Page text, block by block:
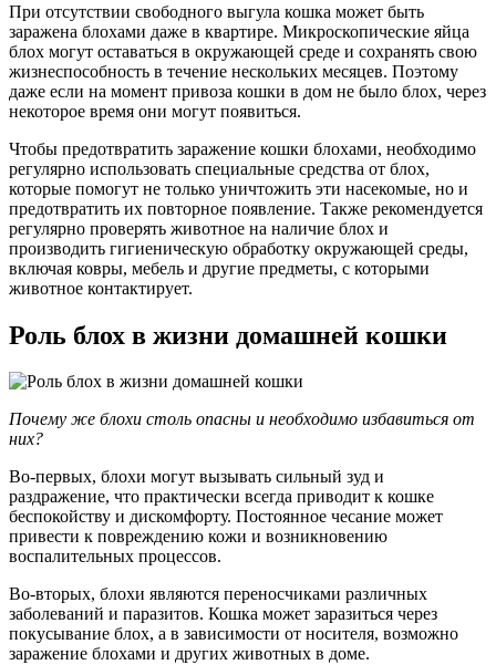
При отсутствии свободного выгула кошка может быть
заражена блохами даже в квартире. Микроскопические яйца
блох могут оставаться в окружающей среде и сохранять свою
жизнеспособность в течение нескольких месяцев. Поэтому
даже если на момент привоза кошки в дом не было блох, через
некоторое время они могут появиться.
Чтобы предотвратить заражение кошки блохами, необходимо
регулярно использовать специальные средства от блох,
которые помогут не только уничтожить эти насекомые, но и
предотвратить их повторное появление. Также рекомендуется
регулярно проверять животное на наличие блох и
производить гигиеническую обработку окружающей среды,
включая ковры, мебель и другие предметы, с которыми
животное контактирует.
Роль блох в жизни домашней кошки
Почему же блохи столь опасны и необходимо избавиться от
них?
Во-первых, блохи могут вызывать сильный зуд и
раздражение, что практически всегда приводит к кошке
беспокойству и дискомфорту. Постоянное чесание может
привести к повреждению кожи и возникновению
воспалительных процессов.
Во-вторых, блохи являются переносчиками различных
заболеваний и паразитов. Кошка может заразиться через
покусывание блох, а в зависимости от носителя, возможно
заражение блохами и других животных в доме.